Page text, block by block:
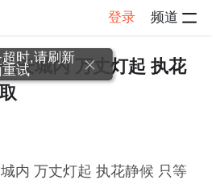
登录 频道
慨 帖子详情
安城内 万丈灯起 执花
内 万丈灯起 执花静候 只等
超时,请刷新
试